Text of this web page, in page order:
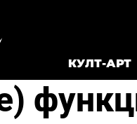
КУЛТ-АРТ